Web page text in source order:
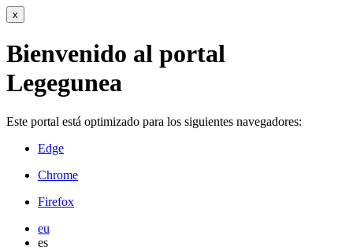
x
Bienvenido al portal
Legegunea
Este portal está optimizado para los siguientes navegadores:
Edge
Chrome
Firefox
eu
es